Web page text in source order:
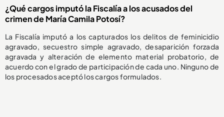
¿Qué cargos imputó la Fiscalía a los acusados del
crimen de María Camila Potosí?
La Fiscalía imputó a los capturados los delitos de feminicidio
agravado, secuestro simple agravado, desaparición forzada
agravada y alteración de elemento material probatorio, de
acuerdo con el grado de participación de cada uno. Ninguno de
los procesados aceptó los cargos formulados.